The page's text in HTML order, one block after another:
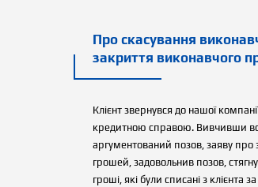
Про скасування
закриття виконавчого
Клієнт звернувся до нашої
кредитною справою. Вивчивши
аргументований позов, заяву про
грошей, задовольнив позов,
гроші, які були списані з